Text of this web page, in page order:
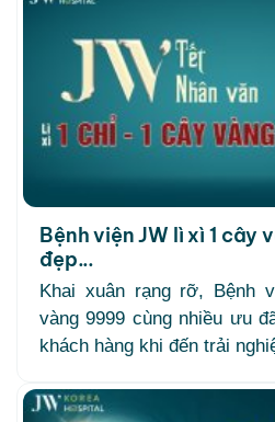
Bệnh viện JW lì xì 1 cây
đẹp...
Khai xuân rạng rỡ, Bệnh
vàng 9999 cùng nhiều ưu
khách hàng khi đến trải